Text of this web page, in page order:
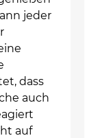
jeder
dass
auch
auf